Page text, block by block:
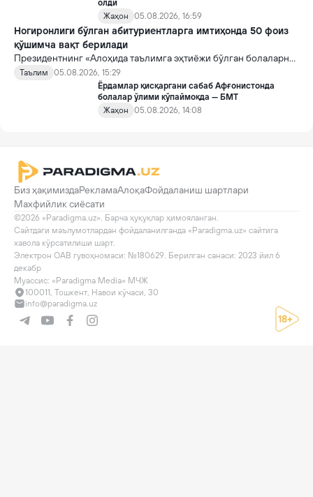
олди
Жаҳон
05.08.2026, 16:59
Ногиронлиги бўлган абитуриентларга имтиҳонда 50 фоиз
қўшимча вақт берилади
Президентнинг «Алоҳида таълимга эҳтиёжи бўлган болаларни
таълим ва ижтимоий хизматлар билан қамраб олиш тизимини
такомиллаштириш бўйича қўшимча чора-тадбирлар
тўғрисида»ги қарори билан инклюзив таълим соҳасида қатор
янги механизмлар жорий этилади.
Таълим
05.08.2026, 15:29
Ёрдамлар қисқаргани сабаб Афғонистонда
болалар ўлими кўпаймоқда — БМТ
Жаҳон
05.08.2026, 14:08
Биз ҳақимиздаРекламаАлоқаФойдаланиш шартлари
Махфийлик сиёсати
©2026 «Paradigma.uz». Барча ҳуқуқлар ҳимояланган.
Сайтдаги маълумотлардан фойдаланилганда «Paradigma.uz» сайтига
хавола кўрсатилиши шарт.
Электрон ОАВ гувоҳномаси: №180629. Берилган санаси: 2023 йил 6
декабр
Муассис: «Paradigma Media» МЧЖ
100011, Тошкент, Навои кўчаси, 30
info@paradigma.uz